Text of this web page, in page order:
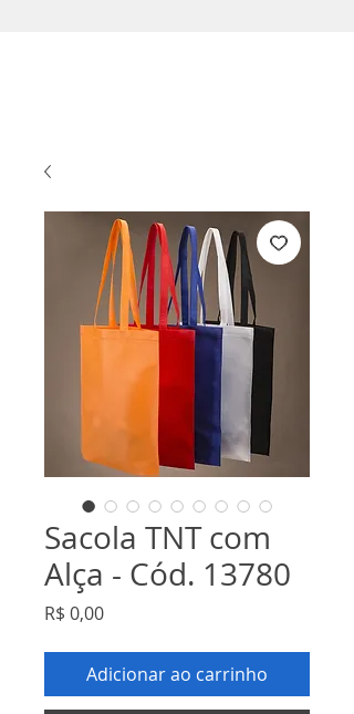
Sacola TNT com
Alça - Cód. 13780
R$ 0,00Preço
Adicionar ao carrinho